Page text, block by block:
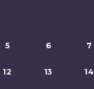
5 6 7
12 13 14